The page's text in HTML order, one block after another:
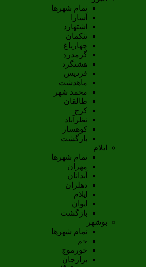
تمام شهر‌ها
آسارا
اشتهارد
تنکمان
چهارباغ
گرمدره
هشتگرد
فردیس
ماهدشت
محمد شهر
طالقان
کرج
نظرآباد
کوهسار
بازگشت
ایلام
تمام شهر‌ها
مهران
آبدانان
دهلران
ايلام
ايوان
بازگشت
بوشهر
تمام شهر‌ها
جم
خورموج
برازجان